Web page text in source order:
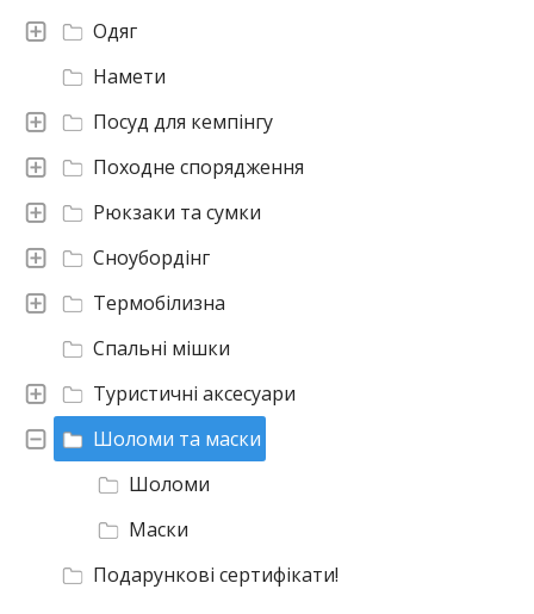
Подарункові сертифікати!
Шоломи та маски
Шоломи
Маски
Туристичні аксесуари
Спальні мішки
Термобілизна
Сноубордінг
Рюкзаки та сумки
Походне спорядження
Посуд для кемпінгу
Намети
Одяг